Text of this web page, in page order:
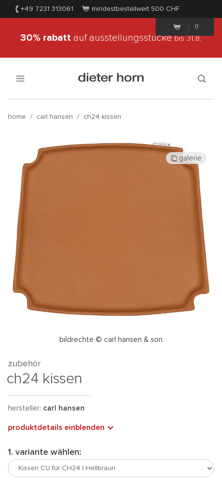
+49 7231 313061 mindestbestellwert 500 CHF
0
30% rabatt auf ausstellungsstückebis 31.8.
home / carl hansen / ch24 kissen
bildrechte © carl hansen & son
galerie
zubehör
ch24 kissen
hersteller: carl hansen
produktdetails einblenden
1. variante wählen: